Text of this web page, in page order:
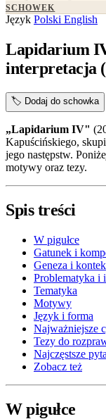
SCHOWEK
Język Polski English
Lapidarium
interpretacja
🏷️ Dodaj do schowka
„Lapidarium IV"
Kapuścińskiego,
jego następstw.
motywy oraz tezy.
Spis treści
W pigułce
Gatunek i
Geneza i
Problematyka i
Tematyka
Motywy
Język i forma
Najważniejsze
Tezy do
Najczęstsze
Zobacz też
W pigułce